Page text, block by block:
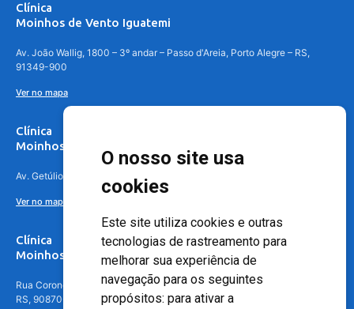
O nosso site usa
cookies
Este site utiliza cookies e outras
tecnologias de rastreamento para
melhorar sua experiência de
navegação para os seguintes
propósitos: para ativar a
Clínica
Moinhos de Vento Iguatemi
Av. João Wallig, 1800 – 3º andar – Passo d'Areia, Porto Alegre – RS,
91349-900
Ver no mapa
Clínica
Moinhos de Vento Canoas
Av. Getúlio Vargas, 4841 – Centro, Canoas – RS, 92010-010
Ver no mapa
Clínica
Moinhos de Vento - Teresópolis
Rua Coronel Aparício Borges, 250 - 3º andar - Teresópolis, Porto Alegre -
RS, 90870-016